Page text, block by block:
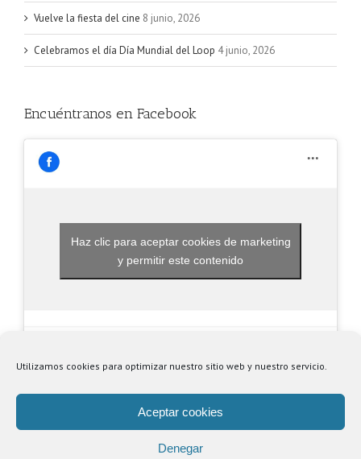
Utilizamos cookies para optimizar nuestro sitio web y nuestro servicio.
Aceptar cookies
Denegar
Vuelve la fiesta del cine 8 junio, 2026
Celebramos el día Día Mundial del Loop 4 junio, 2026
Encuéntranos en Facebook
Haz clic para aceptar cookies de marketing
y permitir este contenido